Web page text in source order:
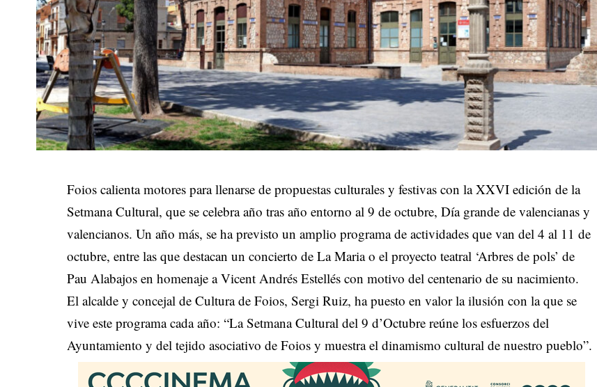
Foios calienta motores para llenarse de propuestas culturales y festivas con la XXVI edición de la
Setmana Cultural, que se celebra año tras año entorno al 9 de octubre, Día grande de valencianas y
valencianos. Un año más, se ha previsto un amplio programa de actividades que van del 4 al 11 de
octubre, entre las que destacan un concierto de La Maria o el proyecto teatral ‘Arbres de pols’ de
Pau Alabajos en homenaje a Vicent Andrés Estellés con motivo del centenario de su nacimiento.
El alcalde y concejal de Cultura de Foios, Sergi Ruiz, ha puesto en valor la ilusión con la que se
vive este programa cada año: “La Setmana Cultural del 9 d’Octubre reúne los esfuerzos del
Ayuntamiento y del tejido asociativo de Foios y muestra el dinamismo cultural de nuestro pueblo”.